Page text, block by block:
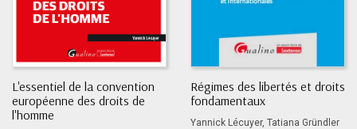
L'essentiel de la convention
européenne des droits de
l'homme
Régimes des libertés et droits
fondamentaux
Yannick Lécuyer, Tatiana Gründler